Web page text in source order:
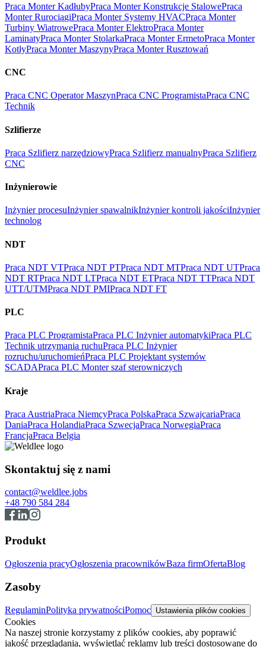
Praca Monter KadłubyPraca Monter Konstrukcje StalowePraca
Monter RurociągiPraca Monter Systemy HVACPraca Monter
Turbiny WiatrowePraca Monter ElektroPraca Monter
LaminatyPraca Monter StolarkaPraca Monter ErmetoPraca Monter
KotłyPraca Monter MaszynyPraca Monter Rusztowań
CNC
Praca CNC Operator MaszynPraca CNC ProgramistaPraca CNC
Technik
Szlifierze
Praca Szlifierz narzędziowyPraca Szlifierz manualnyPraca Szlifierz
CNC
Inżynierowie
Inżynier procesuInżynier spawalnikInżynier kontroli jakościInżynier
technolog
NDT
Praca NDT VTPraca NDT PTPraca NDT MTPraca NDT UTPraca
NDT RTPraca NDT LTPraca NDT ETPraca NDT TTPraca NDT
UTT/UTMPraca NDT PMIPraca NDT FT
PLC
Praca PLC ProgramistaPraca PLC Inżynier automatykiPraca PLC
Technik utrzymania ruchuPraca PLC Inżynier
rozruchu/uruchomieńPraca PLC Projektant systemów
SCADAPraca PLC Monter szaf sterowniczych
Kraje
Praca AustriaPraca NiemcyPraca PolskaPraca SzwajcariaPraca
DaniaPraca HolandiaPraca SzwecjaPraca NorwegiaPraca
FrancjaPraca Belgia
Skontaktuj się z nami
contact@weldlee.jobs
+48 790 584 284
Produkt
Ogłoszenia pracyOgłoszenia pracownikówBaza firmOfertaBlog
Zasoby
RegulaminPolityka prywatnościPomoc Ustawienia plików cookies
Cookies
Na naszej stronie korzystamy z plików cookies, aby poprawić
jakość przeglądania, wyświetlać reklamy lub treści dostosowane do